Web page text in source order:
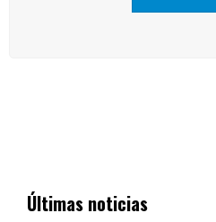
Últimas noticias